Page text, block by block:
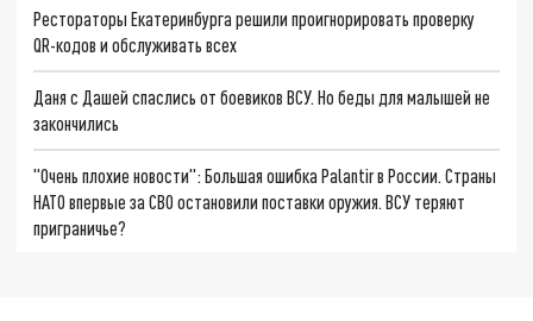
Рестораторы Екатеринбурга решили проигнорировать проверку
QR-кодов и обслуживать всех
Даня с Дашей спаслись от боевиков ВСУ. Но беды для малышей не
закончились
"Очень плохие новости": Большая ошибка Palantir в России. Страны
НАТО впервые за СВО остановили поставки оружия. ВСУ теряют
приграничье?